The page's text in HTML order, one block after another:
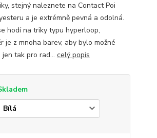
stejný naleznete na Contact Poi
a je extrémně pevná a odolná.
hodí na triky typu hyperloop,
je z mnoha barev, aby bylo možné
tak pro rad... celý popis